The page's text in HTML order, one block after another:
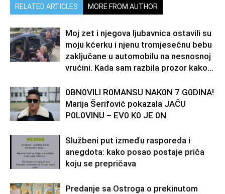
RELATED ARTICLES MORE FROM AUTHOR
Moj zet i njegova ljubavnica ostavili su
moju kćerku i njenu tromjesečnu bebu
zaključane u automobilu na nesnosnoj
vrućini. Kada sam razbila prozor kako...
0BN0VlLl R0MANSU NAK0N 7 G0DlNA!
Marija Šerifović pokazala JAČU
P0L0VINU – EV0 K0 JE 0N
Službeni put između rasporeda i
anegdota: kako posao postaje priča
koju se prepričava
Predanje sa Ostroga o prekinutom